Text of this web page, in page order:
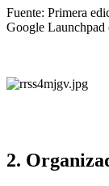
Fuente: Primera
Google Launchpad
2.